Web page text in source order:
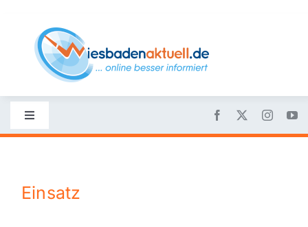
content
Toggle
Navigation
Nachrichten
Einsatz